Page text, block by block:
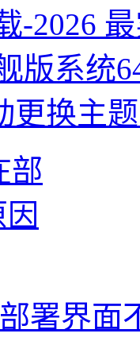
-2026
版系统
更换主
署界面